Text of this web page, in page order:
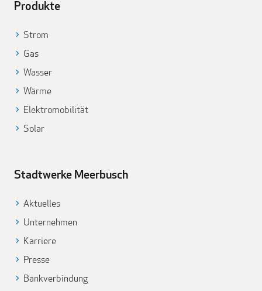
Produkte
Strom
Gas
Wasser
Wärme
Elektromobilität
Solar
Stadtwerke Meerbusch
Aktuelles
Unternehmen
Karriere
Presse
Bankverbindung